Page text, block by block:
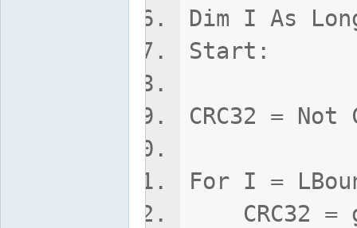
Dim I As
Start:
CRC32 = Not
For I =
CRC32 =